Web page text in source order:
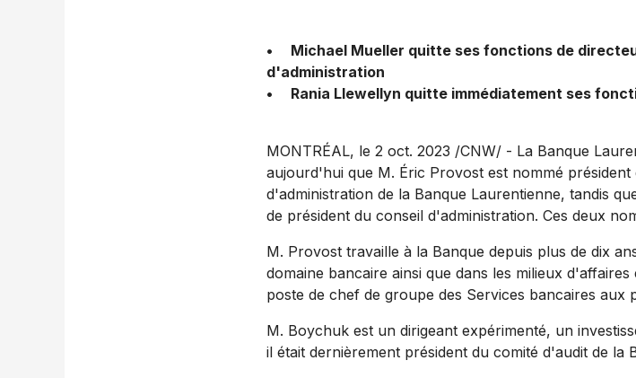
• Michael Mueller quitte ses fonctions de
d'administration
• Rania Llewellyn quitte immédiatement ses
MONTRÉAL, le 2 oct. 2023 /CNW/ - La Banque
aujourd'hui que M. Éric Provost est nommé
d'administration de la Banque Laurentienne, tandis
de président du conseil d'administration. Ces deux
M. Provost travaille à la Banque depuis plus de dix
domaine bancaire ainsi que dans les milieux
poste de chef de groupe des Services bancaires aux
M. Boychuk est un dirigeant expérimenté, un
il était dernièrement président du comité d'audit de la